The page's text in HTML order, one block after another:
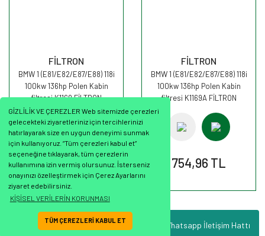
GİZLİLİK VE ÇEREZLER Web sitemizde çerezleri
gelecekteki ziyaretleriniz için tercihlerinizi
hatırlayarak size en uygun deneyimi sunmak
için kullanıyoruz. “Tüm çerezleri kabul et”
seçeneğine tıklayarak, tüm çerezlerin
kullanımına izin vermiş olursunuz. İsterseniz
onayınızı özelleştirmek için Çerez Ayarlarını
ziyaret edebilirsiniz.
KİŞİSEL VERİLERİN KORUNMASI
TÜM ÇEREZLERİ KABUL ET Whatsapp İletişim Hattı
FİLTRON
BMW 1 (E81/E82/E87/E88) 118i
100kw 136hp Polen Kabin
filtresi K1169 FİLTRON
637,81 TL
FİLTRON
BMW 1 (E81/E82/E87/E88) 118i
100kw 136hp Polen Kabin
filtresi K1169A FİLTRON
754,96 TL